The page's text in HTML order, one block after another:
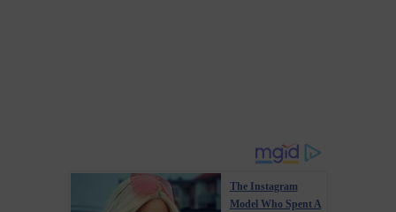
The Instagram
Model Who Spent A